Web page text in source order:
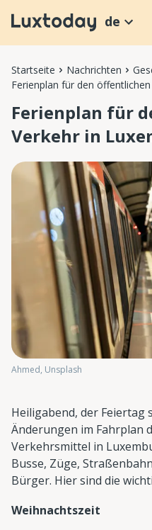
de
Startseite Nachrichten
Ferienplan für den
Ferienplan für
Verkehr in
Ahmed, Unsplash
Heiligabend, der Feiertag
Änderungen im Fahrplan
Verkehrsmittel in
Busse, Züge,
Bürger. Hier sind die
Weihnachtszeit